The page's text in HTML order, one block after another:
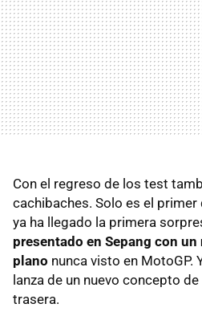
Con el regreso de los test
cachibaches. Solo es el
ya ha llegado la primera
presentado en Sepang con
plano nunca visto en MotoGP.
lanza de un nuevo concepto
trasera.